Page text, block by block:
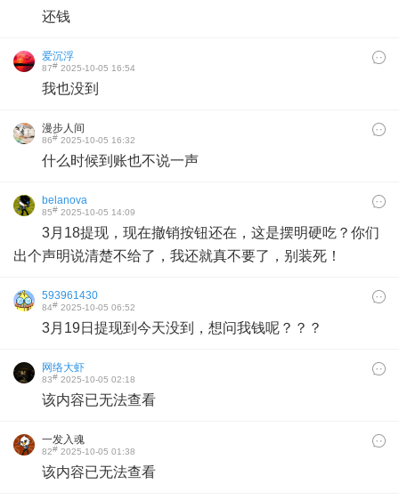
还钱
爱沉浮
87# 2025-10-05 16:54
我也没到
漫步人间
86# 2025-10-05 16:32
什么时候到账也不说一声
belanova
85# 2025-10-05 14:09
3月18提现，现在撤销按钮还在，这是摆明硬吃？你们
出个声明说清楚不给了，我还就真不要了，别装死！
593961430
84# 2025-10-05 06:52
3月19日提现到今天没到，想问我钱呢？？？
网络大虾
83# 2025-10-05 02:18
该内容已无法查看
一发入魂
82# 2025-10-05 01:38
该内容已无法查看